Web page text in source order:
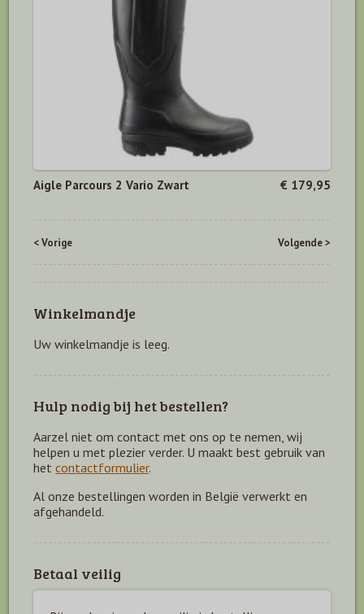
Aigle Parcours 2 Vario Zwart € 179,95
< Vorige Volgende >
Winkelmandje
Uw winkelmandje is leeg.
Hulp nodig bij het bestellen?
Aarzel niet om contact met ons op te nemen, wij
helpen u met plezier verder. U maakt best gebruik van
het contactformulier.
Al onze bestellingen worden in België verwerkt en
afgehandeld.
Betaal veilig